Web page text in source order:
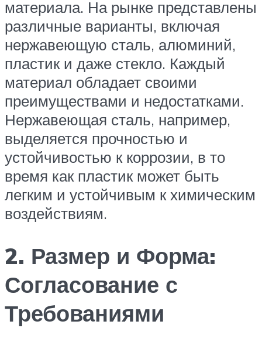
материала. На рынке представлены
различные варианты, включая
нержавеющую сталь, алюминий,
пластик и даже стекло. Каждый
материал обладает своими
преимуществами и недостатками.
Нержавеющая сталь, например,
выделяется прочностью и
устойчивостью к коррозии, в то
время как пластик может быть
легким и устойчивым к химическим
воздействиям.
2. Размер и Форма:
Согласование с
Требованиями